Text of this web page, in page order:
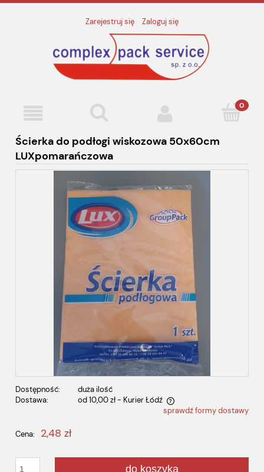
Zarejestruj się Zaloguj się
Ścierka do podłogi wiskozowa 50x60cm
LUXpomarańczowa
Dostępność:
duża ilość
Dostawa:
od 10,00 zł - Kurier Łódź
Cena nie zawiera ewentualnych kosztów płatnościsprawdź formy dostawy
Cena: 2,48 zł
do koszyka